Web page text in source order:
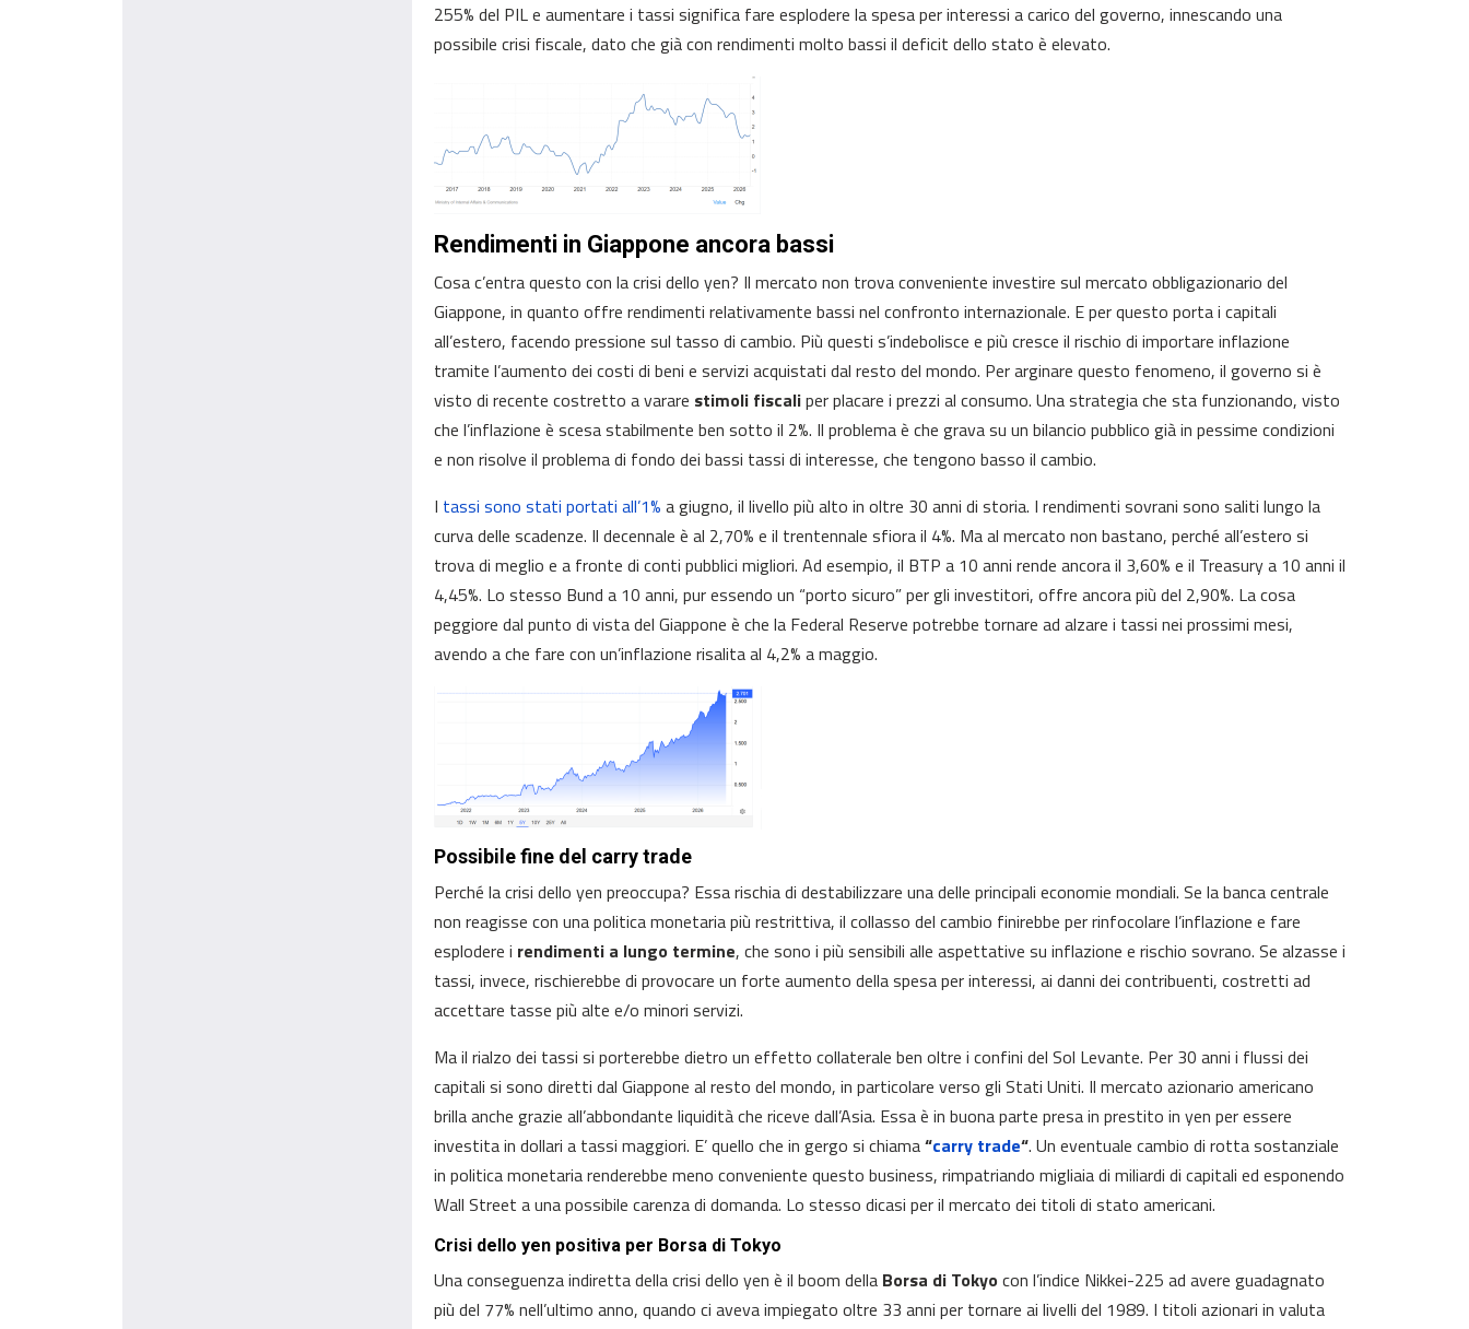
255% del PIL e aumentare i tassi significa fare esplodere la spesa per interessi a carico del governo, innescando una
possibile crisi fiscale, dato che già con rendimenti molto bassi il deficit dello stato è elevato.
Rendimenti in Giappone ancora bassi
Cosa c’entra questo con la crisi dello yen? Il mercato non trova conveniente investire sul mercato obbligazionario del
Giappone, in quanto offre rendimenti relativamente bassi nel confronto internazionale. E per questo porta i capitali
all’estero, facendo pressione sul tasso di cambio. Più questi s’indebolisce e più cresce il rischio di importare inflazione
tramite l’aumento dei costi di beni e servizi acquistati dal resto del mondo. Per arginare questo fenomeno, il governo si è
visto di recente costretto a varare stimoli fiscaliper placare i prezzi al consumo. Una strategia che sta funzionando, visto
che l’inflazione è scesa stabilmente ben sotto il 2%. Il problema è che grava su un bilancio pubblico già in pessime condizioni
e non risolve il problema di fondo dei bassi tassi di interesse, che tengono basso il cambio.
I tassi sono stati portati all’1% a giugno, il livello più alto in oltre 30 anni di storia. I rendimenti sovrani sono saliti lungo la
curva delle scadenze. Il decennale è al 2,70% e il trentennale sfiora il 4%. Ma al mercato non bastano, perché all’estero si
trova di meglio e a fronte di conti pubblici migliori. Ad esempio, il BTP a 10 anni rende ancora il 3,60% e il Treasury a 10 anni il
4,45%. Lo stesso Bund a 10 anni, pur essendo un “porto sicuro” per gli investitori, offre ancora più del 2,90%. La cosa
peggiore dal punto di vista del Giappone è che la Federal Reserve potrebbe tornare ad alzare i tassi nei prossimi mesi,
avendo a che fare con un’inflazione risalita al 4,2% a maggio.
Possibile fine del carry trade
Perché la crisi dello yen preoccupa? Essa rischia di destabilizzare una delle principali economie mondiali. Se la banca centrale
non reagisse con una politica monetaria più restrittiva, il collasso del cambio finirebbe per rinfocolare l’inflazione e fare
esplodere i rendimenti a lungo termine, che sono i più sensibili alle aspettative su inflazione e rischio sovrano. Se alzasse i
tassi, invece, rischierebbe di provocare un forte aumento della spesa per interessi, ai danni dei contribuenti, costretti ad
accettare tasse più alte e/o minori servizi.
Ma il rialzo dei tassi si porterebbe dietro un effetto collaterale ben oltre i confini del Sol Levante. Per 30 anni i flussi dei
capitali si sono diretti dal Giappone al resto del mondo, in particolare verso gli Stati Uniti. Il mercato azionario americano
brilla anche grazie all’abbondante liquidità che riceve dall’Asia. Essa è in buona parte presa in prestito in yen per essere
investita in dollari a tassi maggiori. E’ quello che in gergo si chiama“carry trade“. Un eventuale cambio di rotta sostanziale
in politica monetaria renderebbe meno conveniente questo business, rimpatriando migliaia di miliardi di capitali ed esponendo
Wall Street a una possibile carenza di domanda. Lo stesso dicasi per il mercato dei titoli di stato americani.
Crisi dello yen positiva per Borsa di Tokyo
Una conseguenza indiretta della crisi dello yen è il boom della Borsa di Tokyocon l’indice Nikkei-225 ad avere guadagnato
più del 77% nell’ultimo anno, quando ci aveva impiegato oltre 33 anni per tornare ai livelli del 1989. I titoli azionari in valuta